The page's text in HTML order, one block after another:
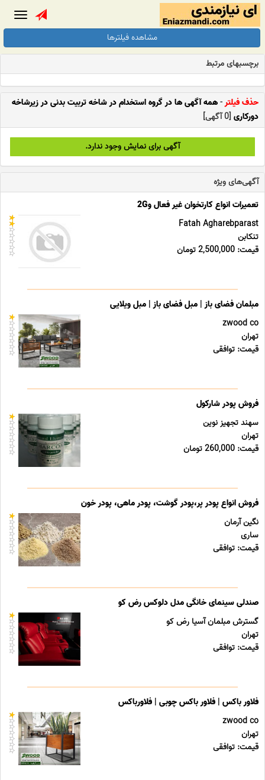
مشاهده فیلترها
برچسبهای مرتبط
حذف فیلتر-همه آگهی ها در گروه استخدام در شاخه تربیت بدنی در زیرشاخه
دورکاری [0 آگهی]
آگهی برای نمایش وجود ندارد.
آگهی‌های ویژه
تعمیرات انواع کارتخوان غیر فعال و2G
Fatah Agharebparast
تنکابن
قیمت: 2,500,000 تومان
مبلمان فضای باز | مبل فضای باز | مبل ویلایی
zwood co
تهران
قیمت: توافقی
فروش پودر شارکول
سهند تجهیز نوین
تهران
قیمت: 260,000 تومان
فروش انواع پودر پر،پودر گوشت، پودر ماهی، پودر خون
نگین آرمان
ساری
قیمت: توافقی
صندلی سینمای خانگی مدل دلوکس رض کو
گسترش مبلمان آسیا رض کو
تهران
قیمت: توافقی
فلاور باکس | فلاور باکس چوبی | فلاورباکس
zwood co
تهران
قیمت: توافقی